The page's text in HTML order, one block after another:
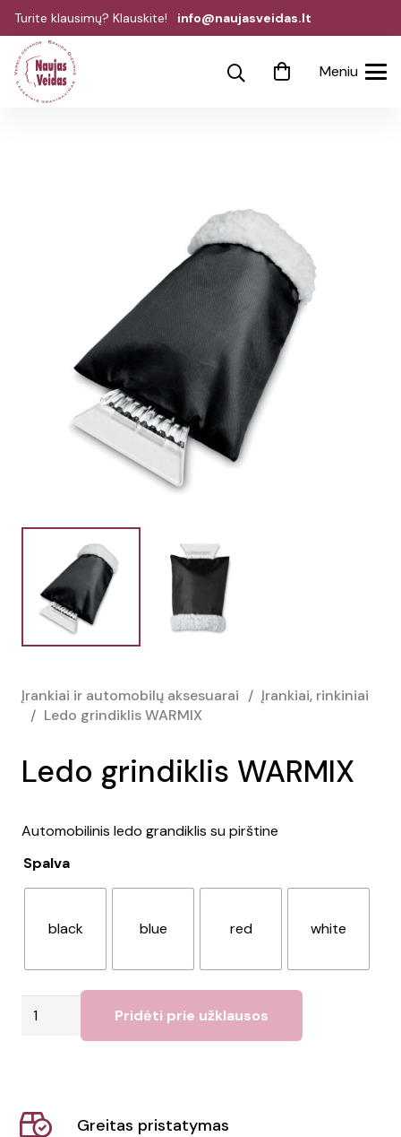
Turite klausimų? Klauskite! info@naujasveidas.lt
Meniu
Įrankiai ir automobilų aksesuarai / Įrankiai, rinkiniai
/ Ledo grindiklis WARMIX
Ledo grindiklis WARMIX
Automobilinis ledo grandiklis su pirštine
Spalva
black blue red white
produkto
WARMIX
Pridėti prie užklausos
Greitas pristatymas